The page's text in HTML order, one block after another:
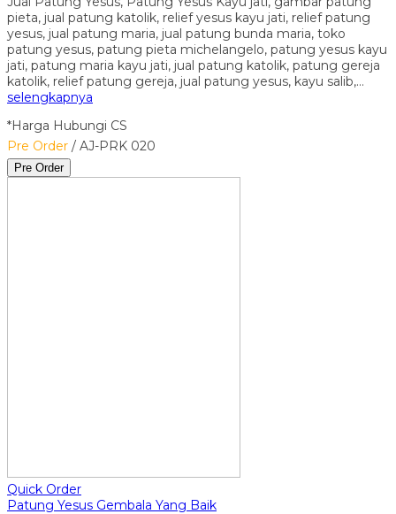
pieta, jual patung katolik, relief yesus kayu jati, relief patung
yesus, jual patung maria, jual patung bunda maria, toko
patung yesus, patung pieta michelangelo, patung yesus kayu
jati, patung maria kayu jati, jual patung katolik, patung gereja
katolik, relief patung gereja, jual patung yesus, kayu salib,…
selengkapnya
*Harga Hubungi CS
Pre Order / AJ-PRK 020
Pre Order
Quick Order
Patung Yesus Gembala Yang Baik